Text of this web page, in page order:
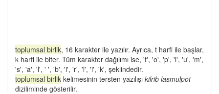
toplumsal birlik, 16 karakter ile yazılır. Ayrıca, t harfi ile başlar,
k harfi ile biter. Tüm karakter dağılımı ise, 't', 'o', 'p', 'l', 'u', 'm',
's', 'a', 'l', ' ', 'b', 'i', 'r', 'l', 'i', 'k', şeklindedir.
toplumsal birlik kelimesinin tersten yazılışı kilrib lasmulpot
diziliminde gösterilir.